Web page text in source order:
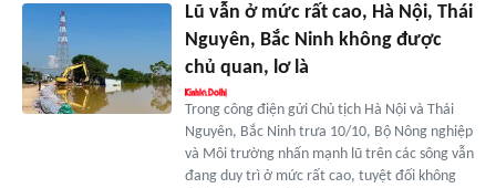
Lũ vẫn ở mức rất cao, Hà Nội, Thái
Nguyên, Bắc Ninh không được
chủ quan, lơ là
Trong công điện gửi Chủ tịch Hà Nội và Thái
Nguyên, Bắc Ninh trưa 10/10, Bộ Nông nghiệp
và Môi trường nhấn mạnh lũ trên các sông vẫn
đang duy trì ở mức rất cao, tuyệt đối không